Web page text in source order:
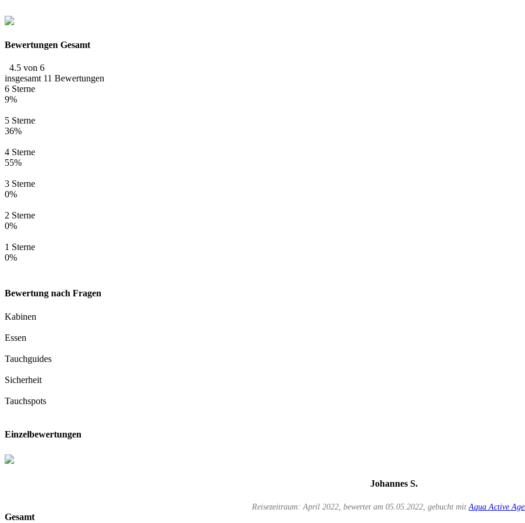
Bewertungen Gesamt
4.5 von 6
insgesamt 11 Bewertungen
6 Sterne
9%
5 Sterne
36%
4 Sterne
55%
3 Sterne
0%
2 Sterne
0%
1 Sterne
0%
Bewertung nach Fragen
Kabinen
Essen
Tauchguides
Sicherheit
Tauchspots
Einzelbewertungen
Johannes S.
Reisezeitraum: April 2022, bewertet am 05.05.2022, gebucht mitAqua Active
Gesamt